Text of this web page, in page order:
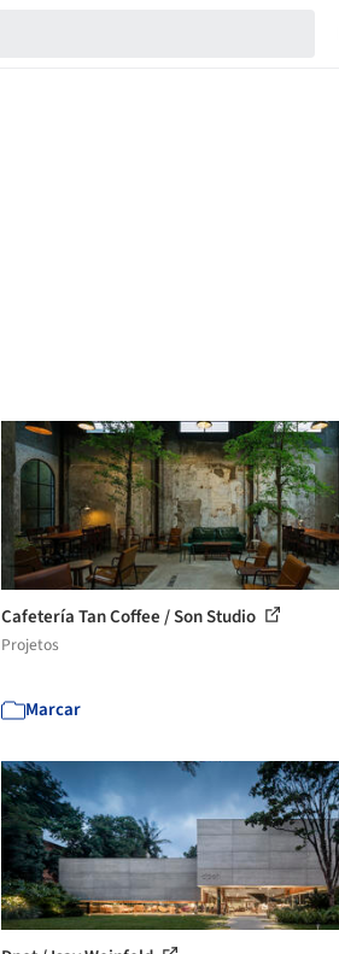
Cafetería Tan Coffee / Son Studio
Projetos
Marcar